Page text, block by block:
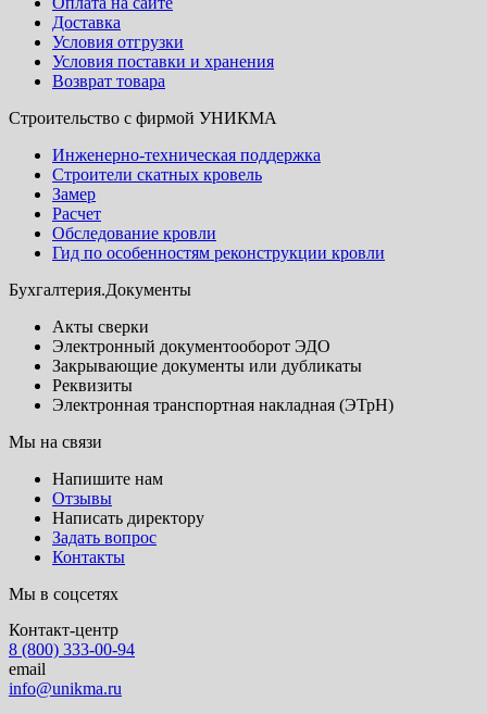
Доставка
Условия отгрузки
Условия поставки и хранения
Возврат товара
Строительство с фирмой УНИКМА
Инженерно-техническая поддержка
Строители скатных кровель
Замер
Расчет
Обследование кровли
Гид по особенностям реконструкции кровли
Бухгалтерия.Документы
Акты сверки
Электронный документооборот ЭДО
Закрывающие документы или дубликаты
Реквизиты
Электронная транспортная накладная (ЭТрН)
Мы на связи
Напишите нам
Отзывы
Написать директору
Задать вопрос
Контакты
Мы в соцсетях
Контакт-центр
8 (800) 333-00-94
email
info@unikma.ru